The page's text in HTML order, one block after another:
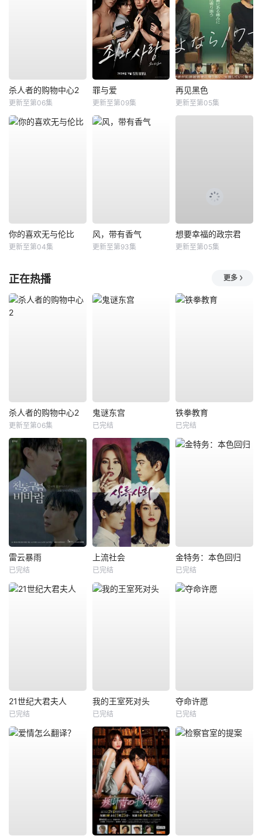
杀人者的购物中心2
更新至第06集
罪与爱
更新至第09集
再见黑色
更新至第05集
你的喜欢无与伦比
更新至第04集
风，带有香气
更新至第93集
想要幸福的政宗君
更新至第05集
正在热播 更多
杀人者的购物中心2
更新至第06集
鬼谜东宫
已完结
铁拳教育
已完结
雷云暴雨
已完结
上流社会
已完结
金特务：本色回归
已完结
21世纪大君夫人
已完结
我的王室死对头
已完结
夺命许愿
已完结